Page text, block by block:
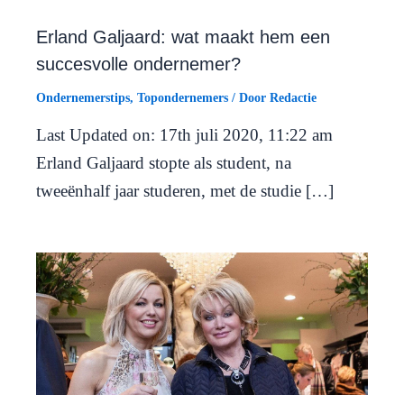
Erland Galjaard: wat maakt hem een
succesvolle ondernemer?
Ondernemerstips, Topondernemers / Door Redactie
Last Updated on: 17th juli 2020, 11:22 am
Erland Galjaard stopte als student, na
tweeënhalf jaar studeren, met de studie […]